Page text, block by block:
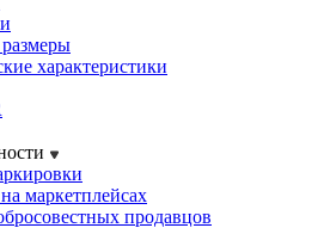
характеристики
маркетплейсах
продавцов